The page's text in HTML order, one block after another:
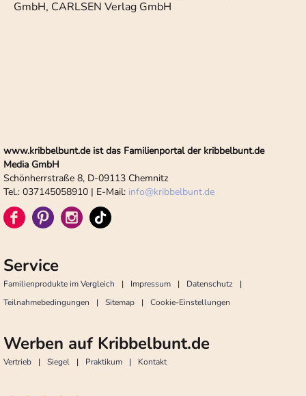
GmbH, CARLSEN Verlag GmbH
www.kribbelbunt.de ist das Familienportal der kribbelbunt.de
Media GmbH
Schönherrstraße 8, D-09113 Chemnitz
Tel.: 037145058910 | E-Mail: info@kribbelbunt.de
Service
Familienprodukte im Vergleich Impressum
Datenschutz
Teilnahmebedingungen
Sitemap Cookie-Einstellungen
Werben auf Kribbelbunt.de
Vertrieb Siegel Praktikum Kontakt